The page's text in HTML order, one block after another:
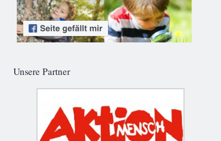
Unsere Partner